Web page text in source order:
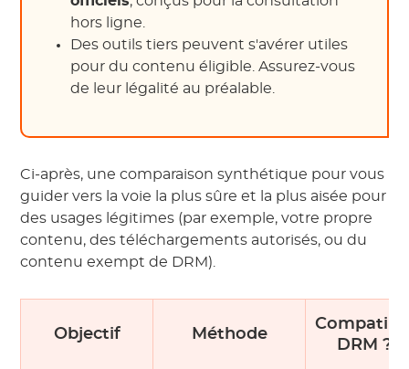
hors ligne.
Des outils tiers peuvent s'avérer utiles
pour du contenu éligible. Assurez-vous
de leur légalité au préalable.
Ci-après, une comparaison synthétique pour vous
guider vers la voie la plus sûre et la plus aisée pour
des usages légitimes (par exemple, votre propre
contenu, des téléchargements autorisés, ou du
contenu exempt de DRM).
Objectif Méthode
DRM ?